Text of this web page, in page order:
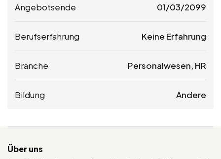
Angebotsende 01/03/2099
Berufserfahrung Keine Erfahrung
Branche Personalwesen, HR
Bildung Andere
Über uns